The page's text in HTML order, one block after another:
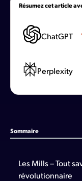
Résumez cet article
ChatGPT
Perplexity
Sommaire
Les Mills – Tout
révolutionnaire